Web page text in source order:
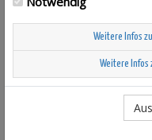
Weitere Infos
Weitere Infos